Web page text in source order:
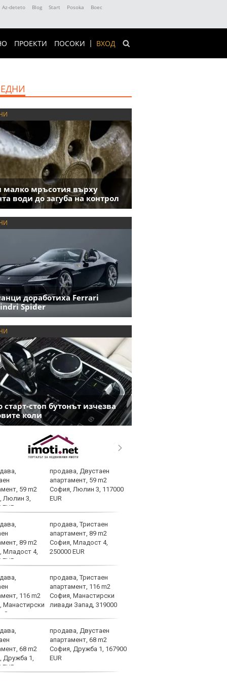
Az-deteto Blog Start Posoka
Boec
ВХОД
ПРОЕКТИ ПОСОКИ
малко мръсотия върху
води до загуба на контрол
доработиха Ferrari
Spider
стоп бутонът изчезва
коли
продава, Двустаен
апартамент, 59 m2
София, Люлин 3, 117000
EUR
продава, Тристаен
апартамент, 89 m2
София, Младост 4,
250000 EUR
продава, Тристаен
апартамент, 116 m2
София, Манастирски
ливади Запад, 319000
продава, Двустаен
апартамент, 68 m2
София, Дружба 1, 167900
EUR